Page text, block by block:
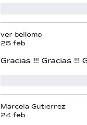
ver bellomo
25 feb
Gracias !!! Gracias !!!
Marcela Gutierrez
24 feb